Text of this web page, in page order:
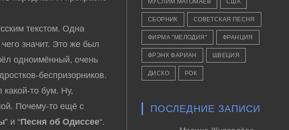
текстом. Одна
чего значит. Это же был
одноимённый, очень
беспризорников.
то бум. Ну,
Почему-то ещё с
” и “Песня об Одиссее“.
МУСЛИМ МАГОМАЕВ США
СБОРНИК СОВЕТСКАЯ ПЕСНЯ
ФИРМА "МЕЛОДИЯ" ФРАНЦИЯ
ФРЭНК ФАРИАН ШВЕЦИЯ
ДИСКО РОК
ПОСЛЕДНИЕ ЗАПИСИ